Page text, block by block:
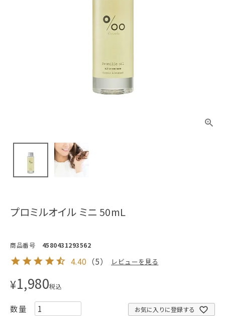
プロミルオイル ミニ 50mL
商品番号 4580431293562
4.40 （5） レビューを見る
¥1,980税込
お気に入りに登録する